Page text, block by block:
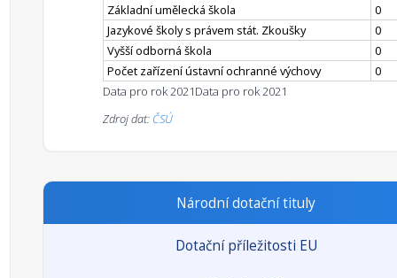
Základní umělecká škola
0
Jazykové školy s právem stát. Zkoušky
0
Vyšší odborná škola
0
Počet zařízení ústavní ochranné výchovy
0
Data pro rok 2021Data pro rok 2021
Zdroj dat: ČSÚ
Národní dotační tituly
Dotační příležitosti EU